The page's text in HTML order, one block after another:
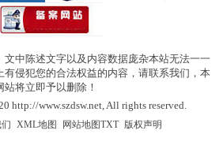
中陈述文字以及内容数据庞杂本站无法一一
有侵犯您的合法权益的内容，请联系我们，本
站将立即予以删除！
http://www.szdsw.net, All rights reserved.
XML地图 网站地图TXT| 版权声明